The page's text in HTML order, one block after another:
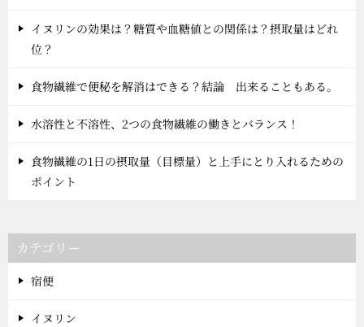
イヌリンの効果は？糖質や血糖値との関係は？摂取量はどれ
位？
食物繊維で便秘を解消はできる？結論 出来ることもある。
水溶性と不溶性、2つの食物繊維の働きとバランス！
食物繊維の1日の摂取量（目標量）と上手にとり入れるための
ポイント
カテゴリー
宿便
イヌリン